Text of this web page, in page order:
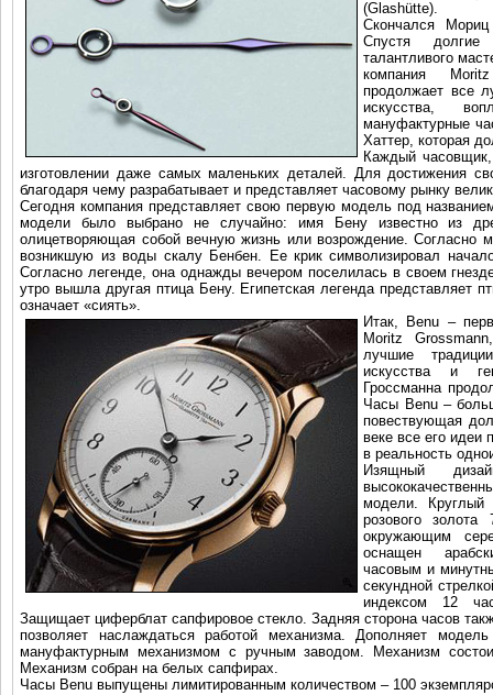
(Glashütte).
Скончался
Спустя
талантливого
компания
продолжает все
искусства,
мануфактурные
Хаттер, которая
Каждый
изготовлении даже самых маленьких деталей. Для достижения
благодаря чему разрабатывает и представляет часовому рынку
Сегодня компания представляет свою первую модель под
модели было выбрано не случайно: имя Бену известно из
олицетворяющая собой вечную жизнь или возрождение.
возникшую из воды скалу Бенбен. Ее крик символизировал
Согласно легенде, она однажды вечером поселилась в своем
утро вышла другая птица Бену. Египетская легенда
означает «сиять».
Итак, Benu –
Moritz
лучшие
искусства и
Гроссманна
Часы Benu –
повествующая
веке все его
в реальность
Изящный
модели. Круглый
розового
окружающим
оснащен
часовым и
секундной
индексом 12
Защищает циферблат сапфировое стекло. Задняя сторона часов
позволяет наслаждаться работой механизма. Дополняет
мануфактурным механизмом с ручным заводом. Механизм
Механизм собран на белых сапфирах.
Часы Benu выпущены лимитированным количеством – 100